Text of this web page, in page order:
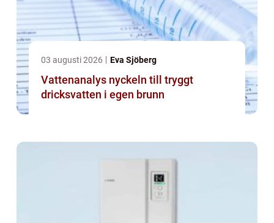
03 augusti 2026 Eva Sjöberg
Vattenanalys nyckeln till tryggt
dricksvatten i egen brunn